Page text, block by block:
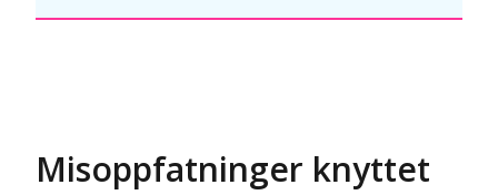
Misoppfatninger knyttet